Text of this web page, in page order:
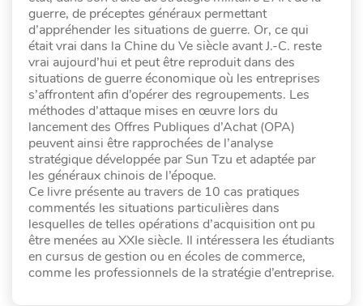
guerre, de préceptes généraux permettant
d’appréhender les situations de guerre. Or, ce qui
était vrai dans la Chine du Ve siècle avant J.-C. reste
vrai aujourd’hui et peut être reproduit dans des
situations de guerre économique où les entreprises
s’affrontent afin d’opérer des regroupements. Les
méthodes d’attaque mises en œuvre lors du
lancement des Offres Publiques d’Achat (OPA)
peuvent ainsi être rapprochées de l’analyse
stratégique développée par Sun Tzu et adaptée par
les généraux chinois de l’époque.
Ce livre présente au travers de 10 cas pratiques
commentés les situations particulières dans
lesquelles de telles opérations d’acquisition ont pu
être menées au XXIe siècle. Il intéressera les étudiants
en cursus de gestion ou en écoles de commerce,
comme les professionnels de la stratégie d’entreprise.